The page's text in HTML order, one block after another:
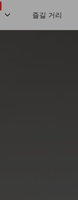
즐길 거리